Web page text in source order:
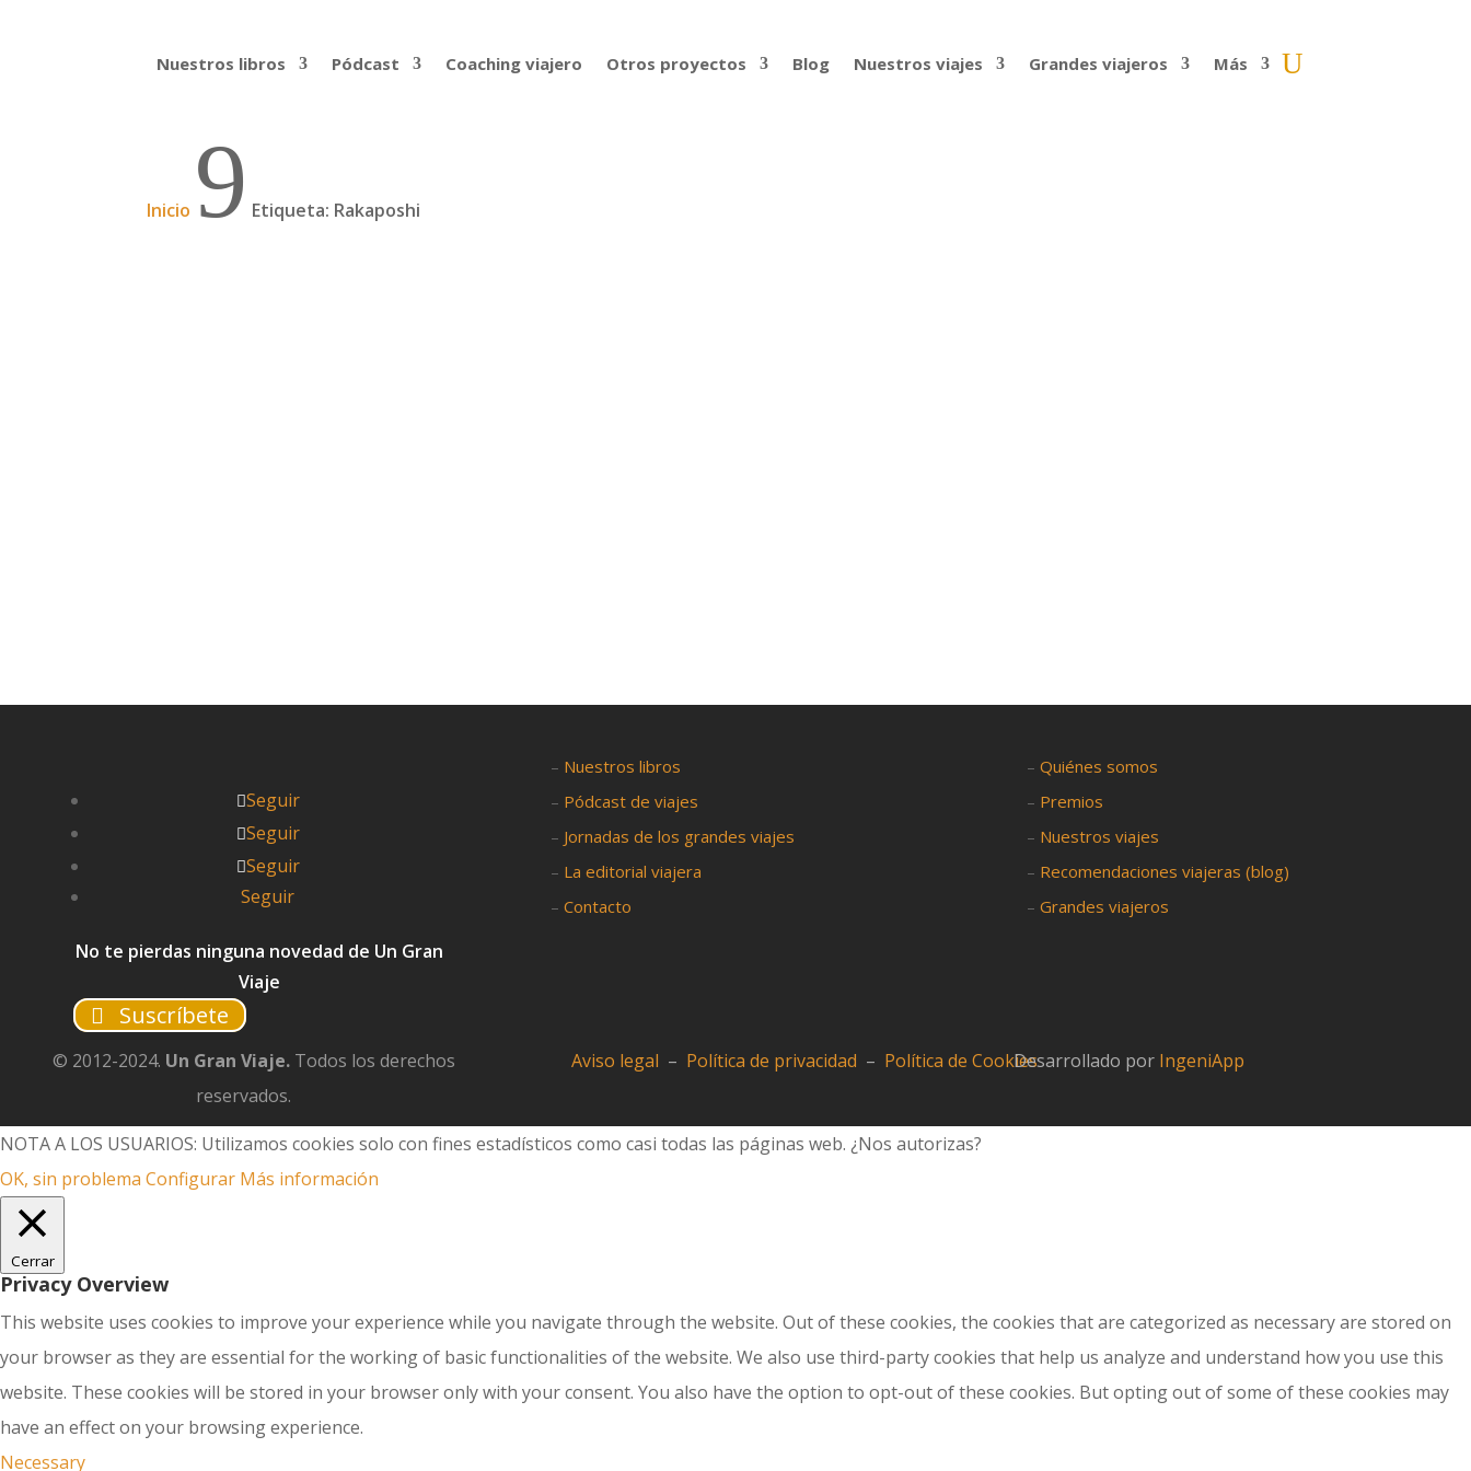
Nuestros libros Pódcast Coaching viajero Otros proyectos Blog Nuestros viajes Grandes viajeros Más
Inicio 9 Etiqueta: Rakaposhi
Seguir
Seguir
Seguir
Seguir
No te pierdas ninguna novedad de Un Gran
Viaje
Suscríbete
– Nuestros libros
– Pódcast de viajes
– Jornadas de los grandes viajes
– La editorial viajera
– Contacto
–Quiénes somos
– Premios
– Nuestros viajes
– Recomendaciones viajeras (blog)
–Grandes viajeros
© 2012-2024. Un Gran Viaje. Todos los derechos
reservados.
Aviso legal – Política de privacidad – Política de CookiesDesarrollado por IngeniApp
NOTA A LOS USUARIOS: Utilizamos cookies solo con fines estadísticos como casi todas las páginas web. ¿Nos autorizas?
OK, sin problema Configurar Más información
Cerrar
Privacy Overview
This website uses cookies to improve your experience while you navigate through the website. Out of these cookies, the cookies that are categorized as necessary are stored on
your browser as they are essential for the working of basic functionalities of the website. We also use third-party cookies that help us analyze and understand how you use this
website. These cookies will be stored in your browser only with your consent. You also have the option to opt-out of these cookies. But opting out of some of these cookies may
have an effect on your browsing experience.
Necessary